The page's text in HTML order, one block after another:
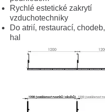
Rychlé estetické zakrytí
vzduchotechniky
Do atrií, restaurací, chodeb,
hal